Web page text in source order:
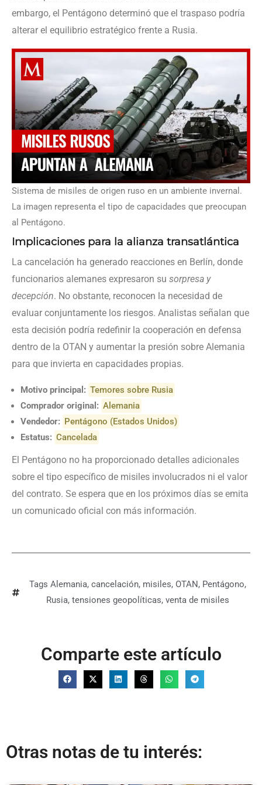
embargo, el Pentágono determinó que el traspaso podría
alterar el equilibrio estratégico frente a Rusia.
Sistema de misiles de origen ruso en un ambiente invernal.
La imagen representa el tipo de capacidades que preocupan
al Pentágono.
Implicaciones para la alianza transatlántica
La cancelación ha generado reacciones en Berlín, donde
funcionarios alemanes expresaron su sorpresa y
decepción. No obstante, reconocen la necesidad de
evaluar conjuntamente los riesgos. Analistas señalan que
esta decisión podría redefinir la cooperación en defensa
dentro de la OTAN y aumentar la presión sobre Alemania
para que invierta en capacidades propias.
Motivo principal: Temores sobre Rusia
Comprador original: Alemania
Vendedor: Pentágono (Estados Unidos)
Estatus: Cancelada
El Pentágono no ha proporcionado detalles adicionales
sobre el tipo específico de misiles involucrados ni el valor
del contrato. Se espera que en los próximos días se emita
un comunicado oficial con más información.
Tags Alemania, cancelación, misiles, OTAN, Pentágono,
Rusia, tensiones geopolíticas, venta de misiles
Comparte este artículo
Otras notas de tu interés: